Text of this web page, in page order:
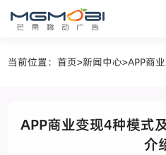
当前位置：首页>新闻中心>
APP商业变现4种模式
介